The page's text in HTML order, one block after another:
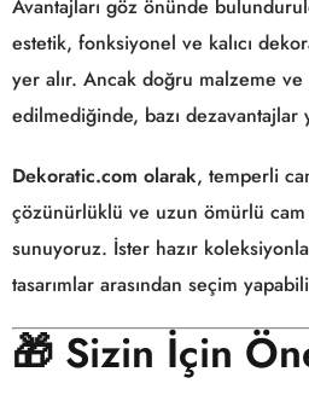
Avantajları göz önünde
estetik, fonksiyonel ve kalıcı
yer alır. Ancak doğru malzeme
edilmediğinde, bazı dezavantajlar
Dekoratic.com olarak, temperli
çözünürlüklü ve uzun ömürlü cam
sunuyoruz. İster hazır
tasarımlar arasından seçim
🎁 Sizin İçin